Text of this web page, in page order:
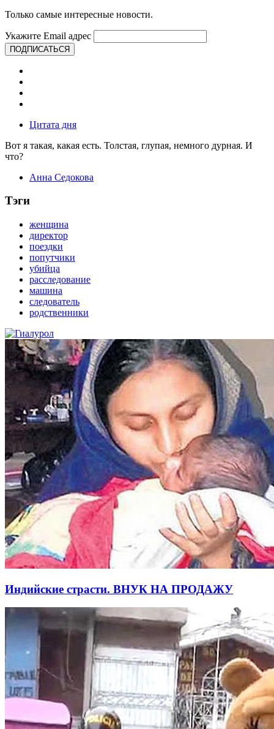
Только самые интересные новости.
Укажите Email адрес
ПОДПИСАТЬСЯ
Цитата дня
Вот я такая, какая есть. Толстая, глупая, немного дурная. И
что?
Анна Седокова
Тэги
женщина
директор
поездки
попутчики
убийца
расследование
машина
следователь
родственники
Индийские страсти. ВНУК НА ПРОДАЖУ